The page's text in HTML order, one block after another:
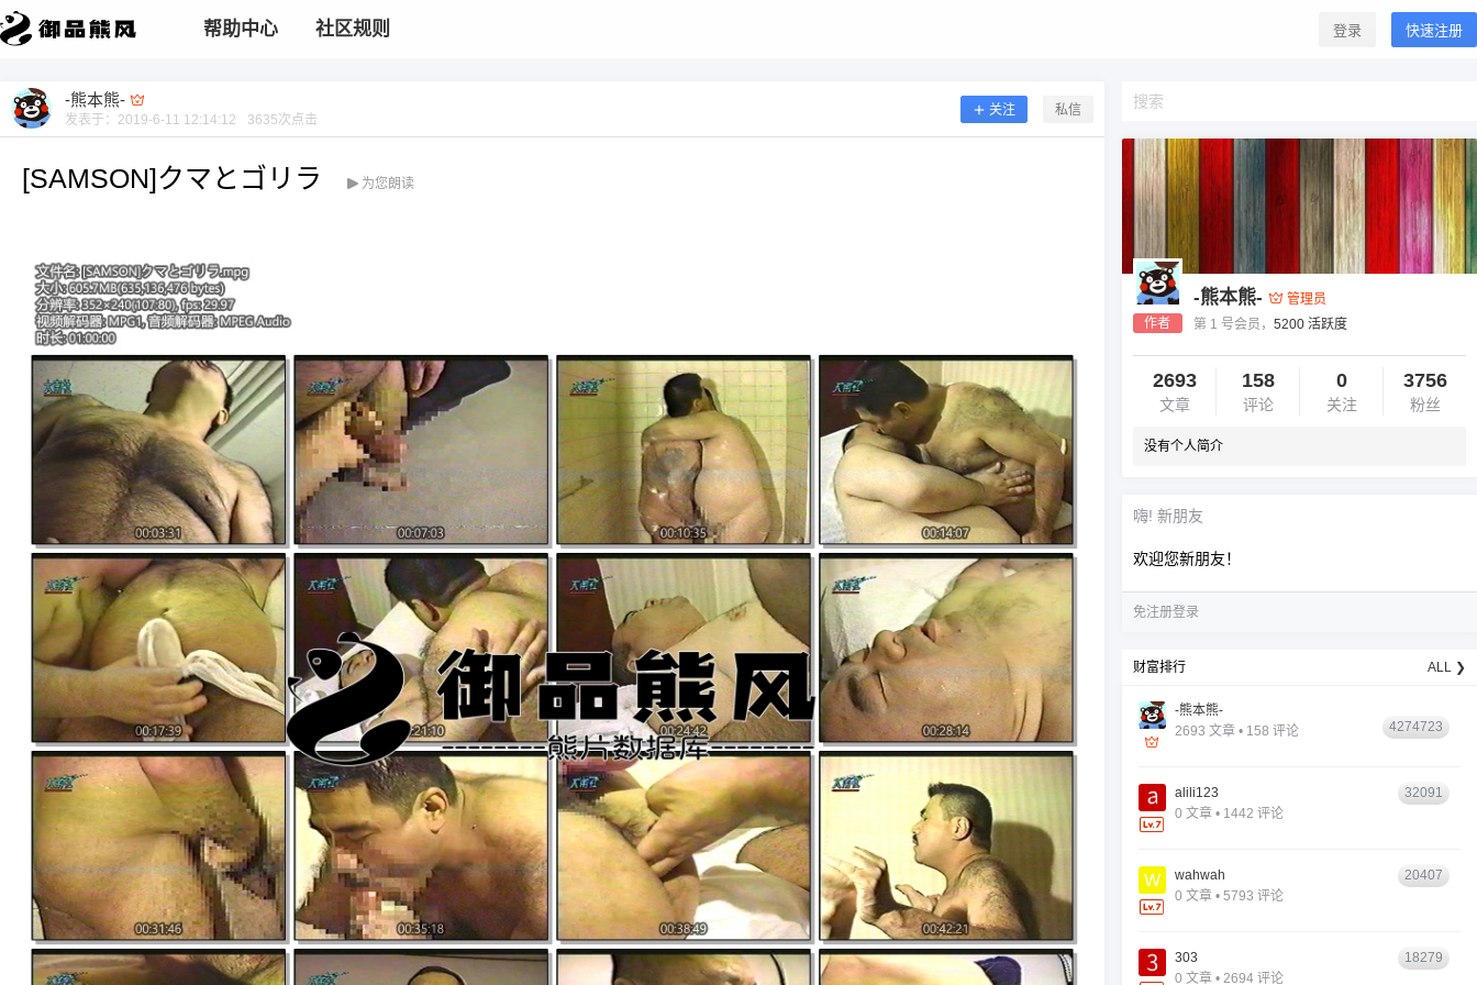
帮助中心 社区规则 登录 快速注册
-熊本熊-
发表于： 2019-6-11 12:14:12 3635次点击
关注 私信
[SAMSON]クマとゴリラ 为您朗读
作者
-熊本熊-
管理员
第 1 号会员， 5200 活跃度
2693
文章
158
评论
0
关注
3756
粉丝
没有个人简介
嗨! 新朋友
欢迎您新朋友！
免注册登录
财富排行 ALL ❯
-熊本熊-
2693 文章 • 158 评论
4274723
alili123
0 文章 • 1442 评论
32091
wahwah
0 文章 • 5793 评论
20407
303
0 文章 • 2694 评论
18279